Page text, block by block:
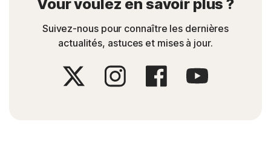
Vour voulez en savoir plus ?
Suivez-nous pour connaître les dernières
actualités, astuces et mises à jour.